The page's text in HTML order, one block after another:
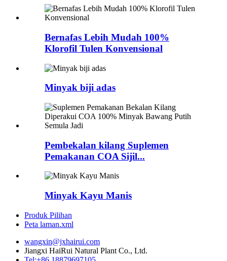
Bernafas Lebih Mudah 100%
Klorofil Tulen Konvensional
Minyak biji adas
Pembekalan kilang Suplemen
Pemakanan COA Sijil...
Minyak Kayu Manis
Produk Pilihan
Peta laman.xml
wangxin@jxhairui.com
Jiangxi HaiRui Natural Plant Co., Ltd.